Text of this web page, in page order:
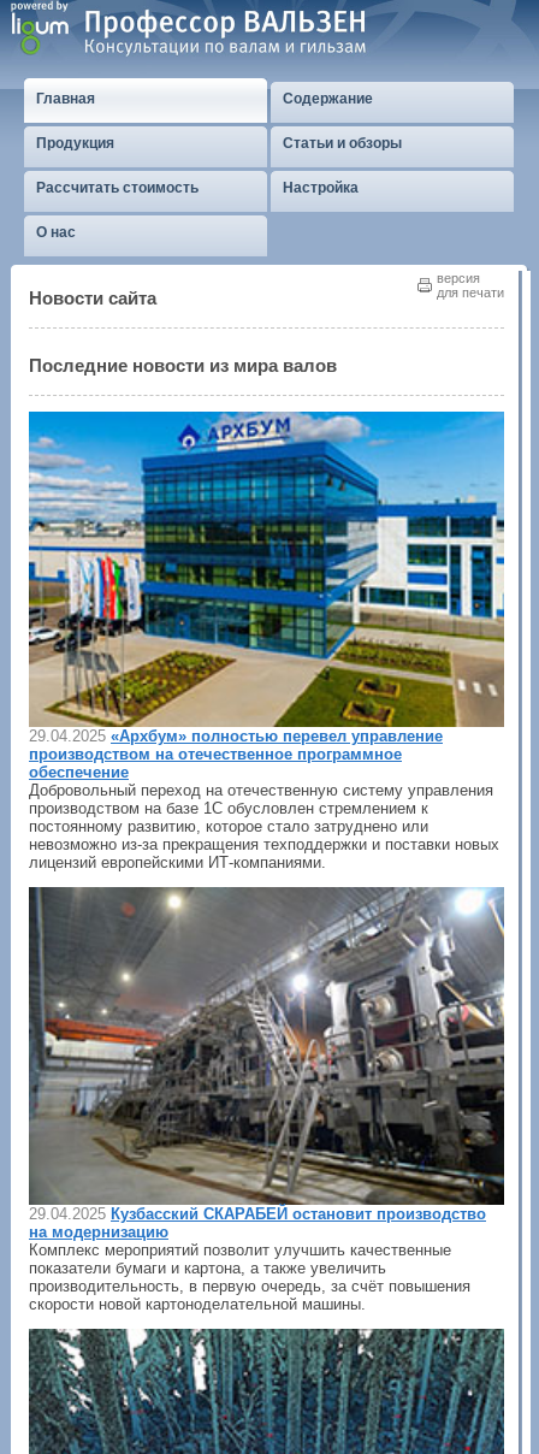
Главная Содержание
Продукция Статьи и обзоры
Рассчитать стоимость Настройка
О нас
версия
для печати
Новости сайта
Последние новости из мира валов
29.04.2025 «Архбум» полностью перевел управление
производством на отечественное программное
обеспечение
Добровольный переход на отечественную систему управления
производством на базе 1С обусловлен стремлением к
постоянному развитию, которое стало затруднено или
невозможно из-за прекращения техподдержки и поставки новых
лицензий европейскими ИТ-компаниями.
29.04.2025 Кузбасский СКАРАБЕЙ остановит производство
на модернизацию
Комплекс мероприятий позволит улучшить качественные
показатели бумаги и картона, а также увеличить
производительность, в первую очередь, за счëт повышения
скорости новой картоноделательной машины.